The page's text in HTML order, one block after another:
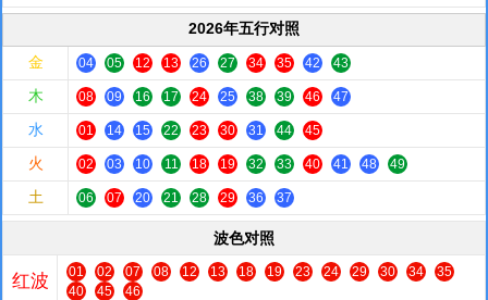
2026年五行对照
金
04 05 12 13 26 27 34 35 42 43
木 08 09 16 17 24 25 38 39 46 47
水 01 14 15 22 23 30 31 44 45
火 02 03 10 11 18 19 32 33 40 41 48 49
土 06 07 20 21 28 29 36 37
波色对照
红波 01 02 07 08 12 13 18 19 23 24 29 30 34
35
40
45 46